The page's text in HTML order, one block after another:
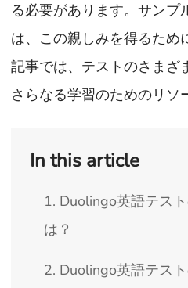
る必要があります。サンプ
は、この親しみを得るため
記事では、テストのさまざ
さらなる学習のためのリソ
In this article
1. Duolingo英語テス
は？
2. Duolingo英語テス